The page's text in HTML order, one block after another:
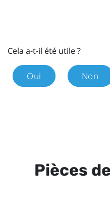
Cela a-t-il été utile ?
Oui Non
Pièces